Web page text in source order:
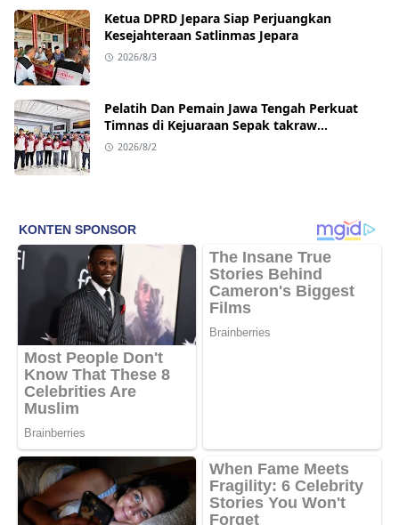
Ketua DPRD Jepara Siap Perjuangkan
Kesejahteraan Satlinmas Jepara
2026/8/3
Pelatih Dan Pemain Jawa Tengah Perkuat
Timnas di Kejuaraan Sepak takraw
Internasional
2026/8/2